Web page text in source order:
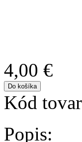
4,00 €
Kód
Popis: